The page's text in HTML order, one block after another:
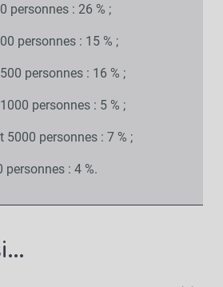
personnes : 26 % ;
personnes : 15 % ;
personnes : 16 % ;
personnes : 5 % ;
5000 personnes : 7 % ;
personnes : 4 %.